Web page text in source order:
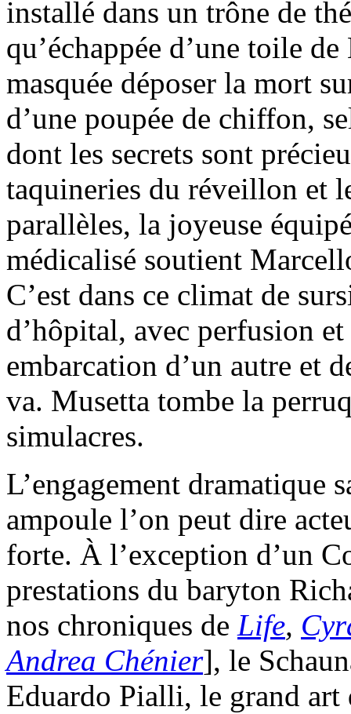
installé dans un trône de
qu’échappée d’une toile
masquée déposer la mort
d’une poupée de chiffon,
dont les secrets sont
taquineries du réveillon et
parallèles, la joyeuse
médicalisé soutient
C’est dans ce climat de
d’hôpital, avec perfusion et
embarcation d’un autre et
va. Musetta tombe la
simulacres.
L’engagement dramatique
ampoule l’on peut dire
forte. À l’exception d’un
prestations du baryton
nos chroniques de Life,
Andrea Chénier], le
Eduardo Pialli, le grand art